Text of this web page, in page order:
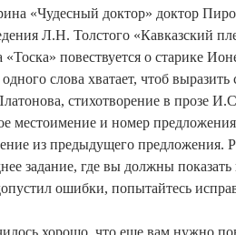
«Чудесный доктор» доктор
Л.Н. Толстого «Кавказский
повествуется о старике
слова хватает, чтоб
стихотворение в прозе
местоимение и номер
из предыдущего предложения.
задание, где вы должны
ошибки, попытайтесь
хорошо, что еще вам нужно